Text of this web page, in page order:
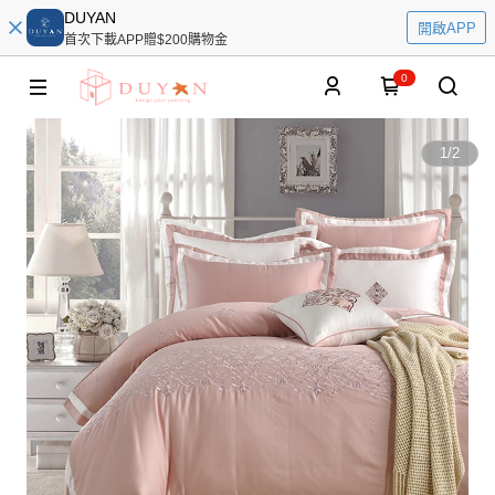
DUYAN
首次下載APP贈$200購物金
開啟APP
0
1/2